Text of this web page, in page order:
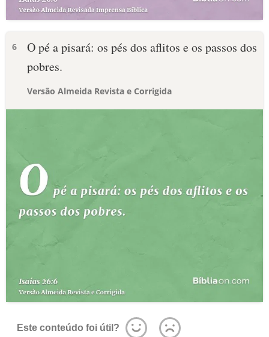
6
O pé a pisará: os pés dos aflitos e os passos dos
pobres.
Versão Almeida Revista e Corrigida
Este conteúdo foi útil?